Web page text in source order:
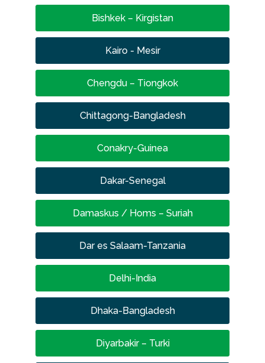
Bishkek – Kirgistan
Kairo - Mesir
Chengdu – Tiongkok
Chittagong-Bangladesh
Conakry-Guinea
Dakar-Senegal
Damaskus / Homs – Suriah
Dar es Salaam-Tanzania
Delhi-India
Dhaka-Bangladesh
Diyarbakir – Turki